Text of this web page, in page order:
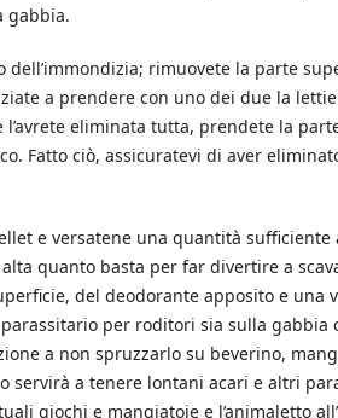
gabbia.
rimuovete la parte
a prendere con uno dei due la
l’avrete eliminata tutta, prendete la
Fatto ciò, assicuratevi di aver
e versatene una quantità
quanto basta per far divertire a
del deodorante apposito e una
per roditori sia sulla gabbia
a non spruzzarlo su beverino,
servirà a tenere lontani acari e altri
giochi e mangiatoie e l’animaletto